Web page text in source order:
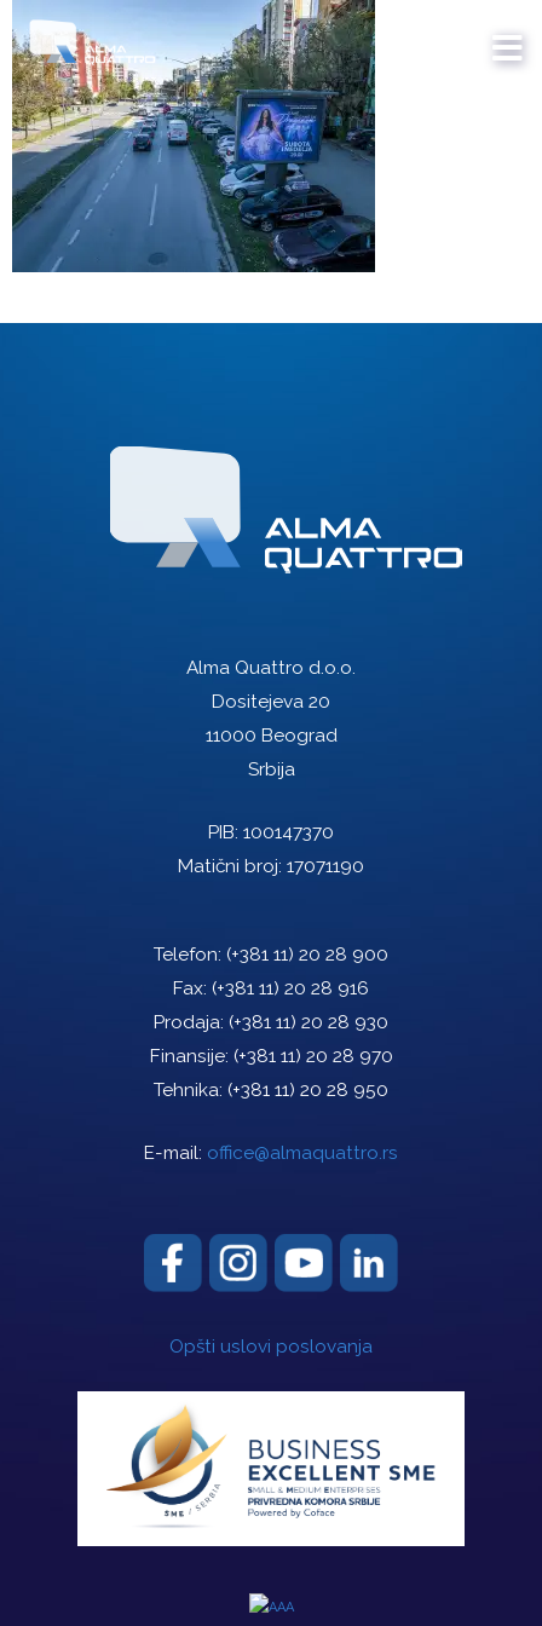
Alma Quattro d.o.o.
Dositejeva 20
11000 Beograd
Srbija
PIB: 100147370
Matični broj: 17071190
Telefon: (+381 11) 20 28 900
Fax: (+381 11) 20 28 916
Prodaja: (+381 11) 20 28 930
Finansije: (+381 11) 20 28 970
Tehnika: (+381 11) 20 28 950
E-mail: office@almaquattro.rs
Opšti uslovi poslovanja